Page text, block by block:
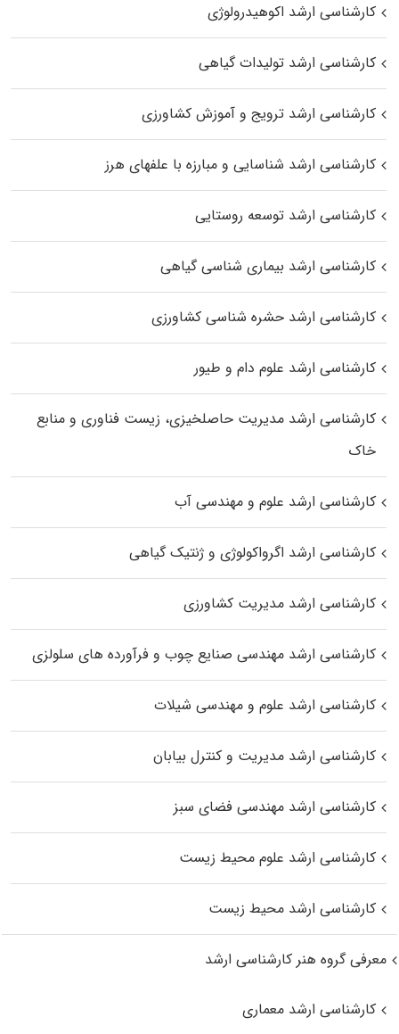
کارشناسی ارشد اکوهیدرولوژی
کارشناسی ارشد تولیدات گیاهی
کارشناسی ارشد ترویج و آموزش کشاورزی
کارشناسی ارشد شناسایی و مبارزه با علفهای هرز
کارشناسی ارشد توسعه روستایی
کارشناسی ارشد بیماری‌ شناسی گیاهی
کارشناسی ارشد حشره‌ شناسی کشاورزی
کارشناسی ارشد علوم دام و طیور
کارشناسی ارشد مدیریت حاصلخیزی، زیست فناوری و منابع
خاک
کارشناسی ارشد علوم و مهندسی آب
کارشناسی ارشد اگرواکولوژی و ژنتیک گیاهی
کارشناسی ارشد مدیریت کشاورزی
کارشناسی ارشد مهندسی صنایع چوب و فرآورده‌ های سلولزی
کارشناسی ارشد علوم و مهندسی شیلات
کارشناسی ارشد مدیریت و کنترل بیابان
کارشناسی ارشد مهندسی فضای سبز
کارشناسی ارشد علوم محیط‌ زیست
کارشناسی ارشد محیط زیست
معرفی گروه هنر کارشناسی ارشد
کارشناسی ارشد معماری